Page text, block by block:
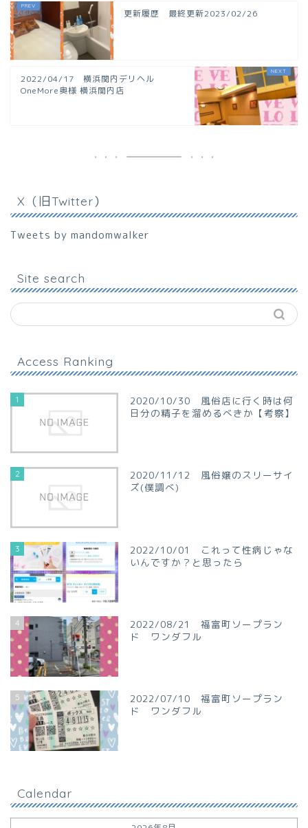
更新履歴 最終更新2023/02/26
2022/04/17 横浜関内デリヘル
OneMore奥様 横浜関内店
X（旧Twitter）
Tweets by mandomwalker
Site search
Access Ranking
1
2020/10/30 風俗店に行く時は何
日分の精子を溜めるべきか【考察】
2
2020/11/12 風俗嬢のスリーサイ
ズ(僕調べ)
3
2022/10/01 これって性病じゃな
いんですか？と思ったら
4
2022/08/21 福富町ソープラン
ド ワンダフル
5
2022/07/10 福富町ソープラン
ド ワンダフル
Calendar